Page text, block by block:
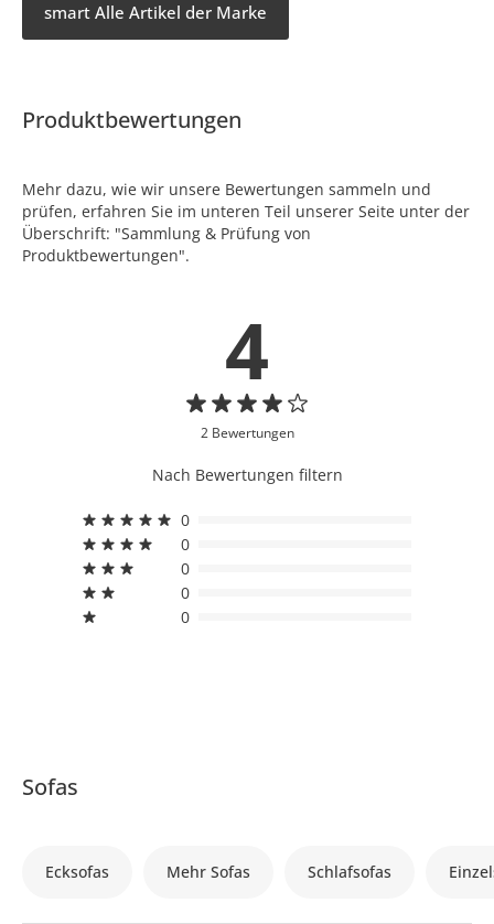
smart Alle Artikel der Marke
Produktbewertungen
Mehr dazu, wie wir unsere Bewertungen sammeln und
prüfen, erfahren Sie im unteren Teil unserer Seite unter der
Überschrift: "Sammlung & Prüfung von
Produktbewertungen".
4
2 Bewertungen
Nach Bewertungen filtern
0
0
0
0
0
Sofas
Ecksofas Mehr Sofas Schlafsofas